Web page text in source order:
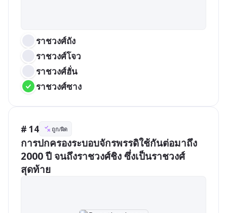
ราชวงศ์ถัง
ราชวงศ์โจว
ราชวงศ์ฮั่น
ราชวงศ์ซาง
# 14 ถูก/ผิด
การปกครองระบอบจักรพรรดิใช้กันต่อมาถึง
2000 ปี จนถึงราชวงศ์ชิง ซึ่งเป็นราชวงศ์
สุดท้าย